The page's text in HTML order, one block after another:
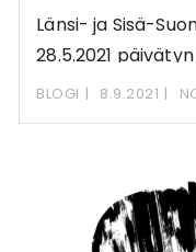
Länsi- ja Sisä-
28.5.2021
Kissapopulaation
hallintomenettely
BLOGI 8.9.2021